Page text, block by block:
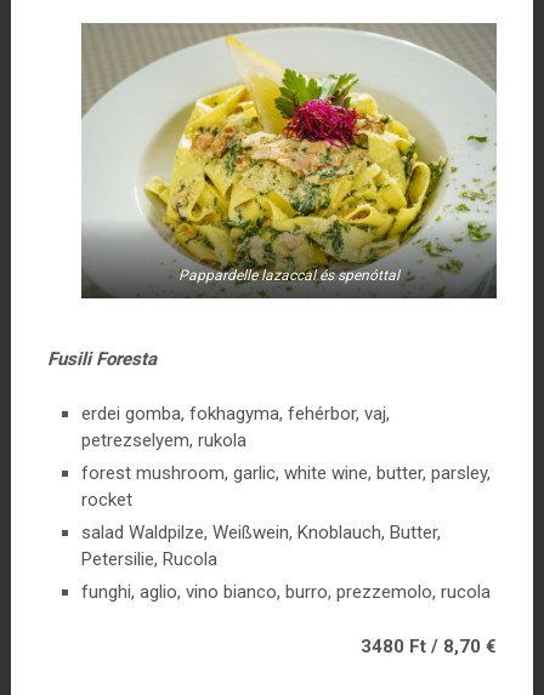
Pappardelle lazaccal és spenóttal
Fusili Foresta
erdei gomba, fokhagyma, fehérbor, vaj,
petrezselyem, rukola
forest mushroom, garlic, white wine, butter, parsley,
rocket
salad Waldpilze, Weißwein, Knoblauch, Butter,
Petersilie, Rucola
funghi, aglio, vino bianco, burro, prezzemolo, rucola
3480 Ft / 8,70 €